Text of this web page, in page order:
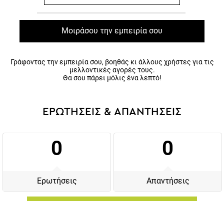
Μοιράσου την εμπειρία σου
Γράφοντας την εμπειρία σου, βοηθάς κι άλλους χρήστες για τις
μελλοντικές αγορές τους.
Θα σου πάρει μόλις ένα λεπτό!
ΕΡΩΤΗΣΕΙΣ & ΑΠΑΝΤΗΣΕΙΣ
0
Ερωτήσεις
0
Απαντήσεις